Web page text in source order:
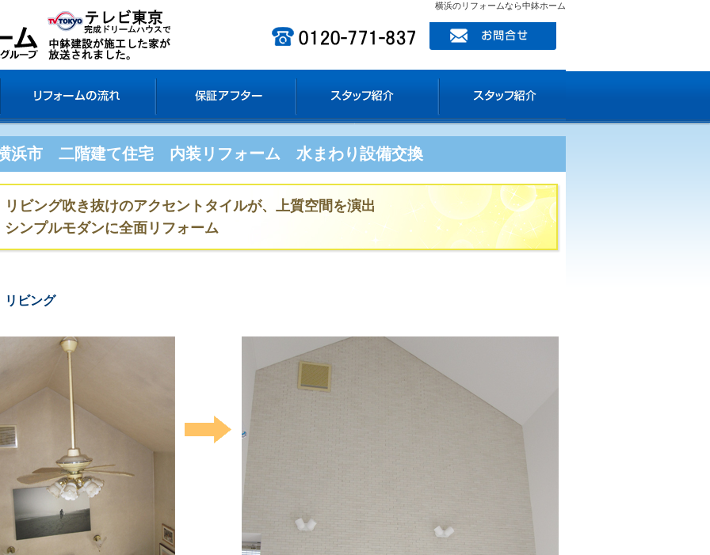
横浜のリフォームなら中鉢ホーム
リフォームの流れ 保証アフター スタッフ紹介
浜市 二階建て住宅 内装リフォーム 水まわり設備交換
リビング吹き抜けのアクセントタイルが、上質空間を演出
シンプルモダンに全面リフォーム
リビング